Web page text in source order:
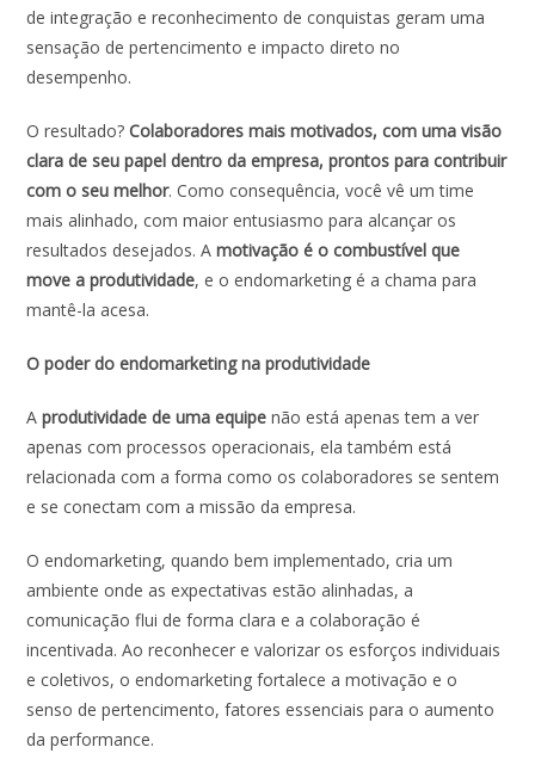
de integração e reconhecimento de conquistas geram uma
sensação de pertencimento e impacto direto no
desempenho.
O resultado? Colaboradores mais motivados, com uma visão
clara de seu papel dentro da empresa, prontos para contribuir
com o seu melhor. Como consequência, você vê um time
mais alinhado, com maior entusiasmo para alcançar os
resultados desejados. Amotivação é o combustível que
move a produtividade, e o endomarketing é a chama para
mantê-la acesa.
O poder do endomarketing na produtividade
Aprodutividade de uma equipe não está apenas tem a ver
apenas com processos operacionais, ela também está
relacionada com a forma como os colaboradores se sentem
e se conectam com a missão da empresa.
O endomarketing, quando bem implementado, cria um
ambiente onde as expectativas estão alinhadas, a
comunicação flui de forma clara e a colaboração é
incentivada. Ao reconhecer e valorizar os esforços individuais
e coletivos, o endomarketing fortalece a motivação e o
senso de pertencimento, fatores essenciais para o aumento
da performance.